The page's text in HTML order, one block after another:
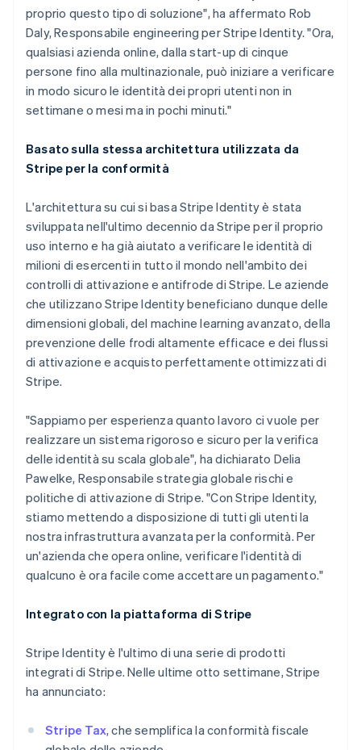
proprio questo tipo di soluzione", ha affermato Rob
Daly, Responsabile engineering per Stripe Identity. "Ora,
qualsiasi azienda online, dalla start-up di cinque
persone fino alla multinazionale, può iniziare a verificare
in modo sicuro le identità dei propri utenti non in
settimane o mesi ma in pochi minuti."
Basato sulla stessa architettura utilizzata da
Stripe per la conformità
L'architettura su cui si basa Stripe Identity è stata
sviluppata nell'ultimo decennio da Stripe per il proprio
uso interno e ha già aiutato a verificare le identità di
milioni di esercenti in tutto il mondo nell'ambito dei
controlli di attivazione e antifrode di Stripe. Le aziende
che utilizzano Stripe Identity beneficiano dunque delle
dimensioni globali, del machine learning avanzato, della
prevenzione delle frodi altamente efficace e dei flussi
di attivazione e acquisto perfettamente ottimizzati di
Stripe.
"Sappiamo per esperienza quanto lavoro ci vuole per
realizzare un sistema rigoroso e sicuro per la verifica
delle identità su scala globale", ha dichiarato Delia
Pawelke, Responsabile strategia globale rischi e
politiche di attivazione di Stripe. "Con Stripe Identity,
stiamo mettendo a disposizione di tutti gli utenti la
nostra infrastruttura avanzata per la conformità. Per
un'azienda che opera online, verificare l'identità di
qualcuno è ora facile come accettare un pagamento."
Integrato con la piattaforma di Stripe
Stripe Identity è l'ultimo di una serie di prodotti
integrati di Stripe. Nelle ultime otto settimane, Stripe
ha annunciato:
Stripe Tax, che semplifica la conformità fiscale
Australia
English
Austria
Deutsch English
Brasile
PortuguêsEnglish
English
Canada
EnglishFrançais
Cina continentale
简体中文English
Cipro
English
Croazia
EnglishItaliano
Danimarca
English
Emirati Arabi Uniti
Estonia
English
Finlandia
EnglishSvenska
Francia
Français English
Germania
DeutschEnglish
Giappone
日本語English
Gibilterra
Grecia
India
English
Irlanda
English
Italiano English
Lettonia